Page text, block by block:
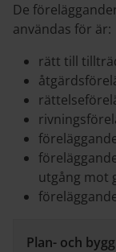
De
användas för är:
rätt till
utgång mot
Plan- och